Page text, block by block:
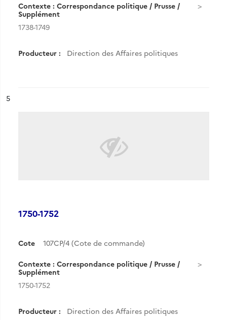
Contexte : Correspondance politique / Prusse /
Supplément
1738-1749
Producteur : Direction des Affaires politiques
n°
5
1750-1752
Cote 107CP/4 (Cote de commande)
Contexte : Correspondance politique / Prusse /
Supplément
1750-1752
Producteur : Direction des Affaires politiques